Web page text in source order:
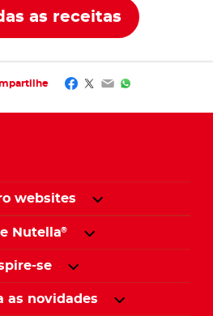
as receitas
Facebook
Twitter
EmailWhatsApp
websites
Nutella®
se
as novidades